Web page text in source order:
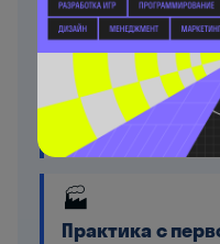
⏱️
Срок обучения:
в вузе
На рынке труда
сверстников с
🏭
Практика с